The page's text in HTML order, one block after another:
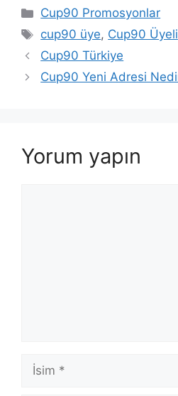
Kategoriler
Cup90 Promosyonlar
Etiketler
cup90 üye, Cup90
Cup90 Türkiye
Cup90 Yeni Adresi
Yorum yapın
İsim